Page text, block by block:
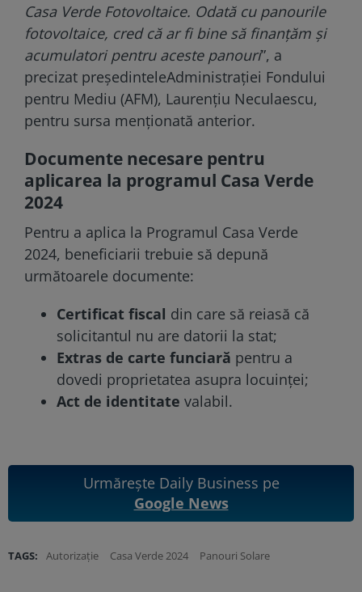
Casa Verde Fotovoltaice. Odată cu panourile
fotovoltaice, cred că ar fi bine să finanțăm și
acumulatori pentru aceste panouri”, a
precizat președinteleAdministrației Fondului
pentru Mediu (AFM), Laurențiu Neculaescu,
pentru sursa menționată anterior.
Documente necesare pentru
aplicarea la programul Casa Verde
2024
Pentru a aplica la Programul Casa Verde
2024, beneficiarii trebuie să depună
următoarele documente:
Certificat fiscal din care să reiasă că
solicitantul nu are datorii la stat;
Extras de carte funciară pentru a
dovedi proprietatea asupra locuinței;
Act de identitate valabil.
Urmărește Daily Business pe
Google News
TAGS: Autorizație Casa Verde 2024 Panouri Solare